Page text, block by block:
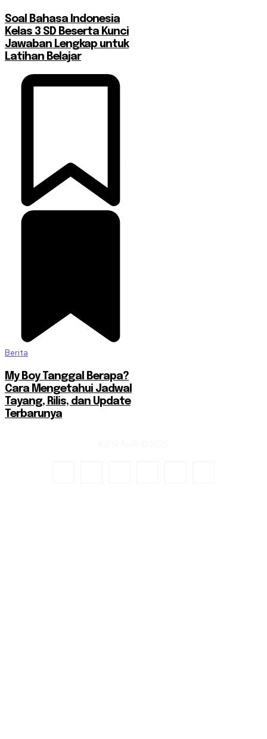
Soal Bahasa Indonesia
Kelas 3 SD Beserta Kunci
Jawaban Lengkap untuk
Latihan Belajar
Berita
My Boy Tanggal Berapa?
Cara Mengetahui Jadwal
Tayang, Rilis, dan Update
Terbarunya